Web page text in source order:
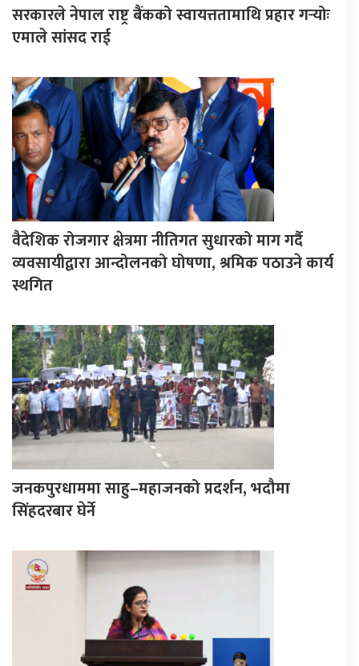
सरकारले नेपाल राष्ट्र बैंकको स्वायत्ततामाथि प्रहार गर्‍योः
एमाले सांसद राई
वैदेशिक रोजगार क्षेत्रमा नीतिगत सुधारको माग गर्दै
व्यवसायीद्वारा आन्दोलनको घोषणा, श्रमिक पठाउने कार्य
स्थगित
जनकपुरधाममा साहु–महाजनको प्रदर्शन, भदौमा
सिंहदरबार घेर्ने